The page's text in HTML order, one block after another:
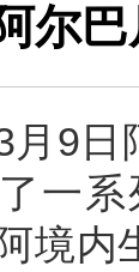
尔
日阿
一
境内